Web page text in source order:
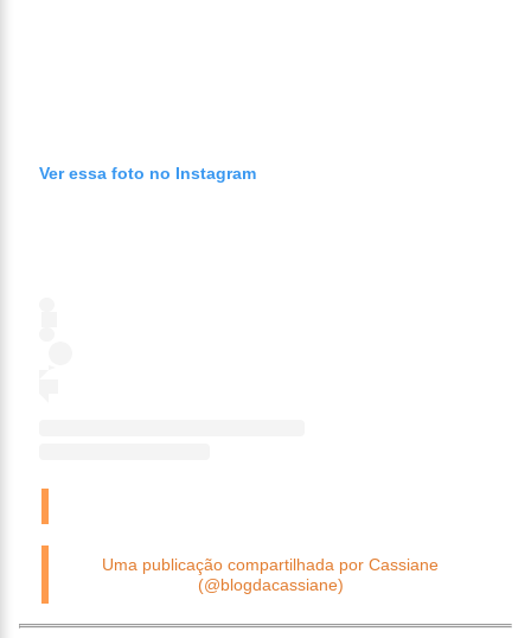
Ver essa foto no Instagram
Uma publicação compartilhada por Cassiane
(@blogdacassiane)